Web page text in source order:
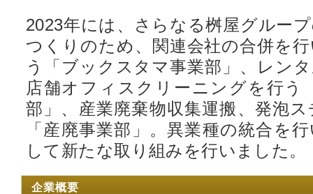
2023年には、さらなる桝屋グルー
つくりのため、関連会社の合併を
う「ブックスタマ事業部」、レン
店舗オフィスクリーニングを行う
部」、産業廃棄物収集運搬、発泡
「産廃事業部」。異業種の統合を
して新たな取り組みを行いました。
企業概要